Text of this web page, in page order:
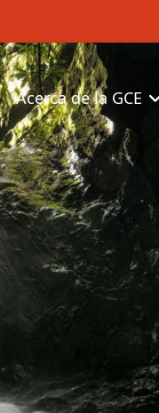
Acerca de la GCE